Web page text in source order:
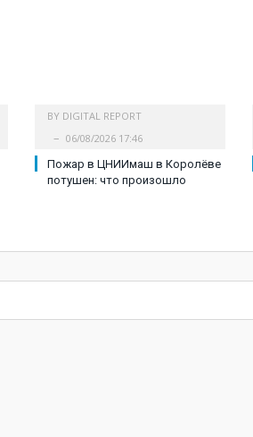
BY DIGITAL REPORT
06/08/2026 17:46
Пожар в ЦНИИмаш в Королёве
потушен: что произошло